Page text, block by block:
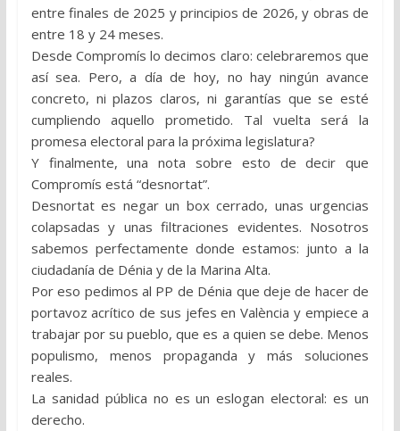
entre finales de 2025 y principios de 2026, y obras de
entre 18 y 24 meses.
Desde Compromís lo decimos claro: celebraremos que
así sea. Pero, a día de hoy, no hay ningún avance
concreto, ni plazos claros, ni garantías que se esté
cumpliendo aquello prometido. Tal vuelta será la
promesa electoral para la próxima legislatura?
Y finalmente, una nota sobre esto de decir que
Compromís está “desnortat”.
Desnortat es negar un box cerrado, unas urgencias
colapsadas y unas filtraciones evidentes. Nosotros
sabemos perfectamente donde estamos: junto a la
ciudadanía de Dénia y de la Marina Alta.
Por eso pedimos al PP de Dénia que deje de hacer de
portavoz acrítico de sus jefes en València y empiece a
trabajar por su pueblo, que es a quien se debe. Menos
populismo, menos propaganda y más soluciones
reales.
La sanidad pública no es un eslogan electoral: es un
derecho.